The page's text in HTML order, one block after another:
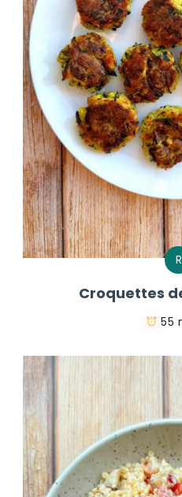
R
Croquettes
55